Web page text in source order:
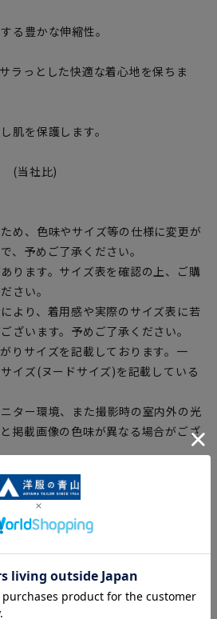
る豊かな伸縮性。
ラっとした快適な着心地を保ちま
肌を保護します。
(当社比)
め、色味やサイズ等の仕様に変更が
、予めご了承ください。
ります。サイズ表を確認の上、ご購
さい。
より、着用感や実際のサイズ表に若
ざいます。予めご了承ください。
りサイズを記載しております。一
イズ(ヌードサイズ)を記載している
ター環境、また撮影時の室内外の光
掲載画像の色味が異なる場合がござ
商品在庫を共有しております関係
ミングにより欠品が発生し、ご注文
います。予めご了承ください。
きましても、ご注文のタイミングに
スを選択できない場合がございま